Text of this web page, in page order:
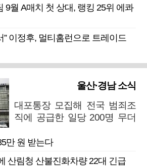
9월 A매치 첫 상대, 랭킹 25위 에콰
” 이정후, 멀티홈런으로 트레이드
울산·경남 소식
대포통장 모집해 전국 범죄조
직에 공급한 일당 200명 무더
만 원 받는다
산림청 산불진화차량 22대 긴급